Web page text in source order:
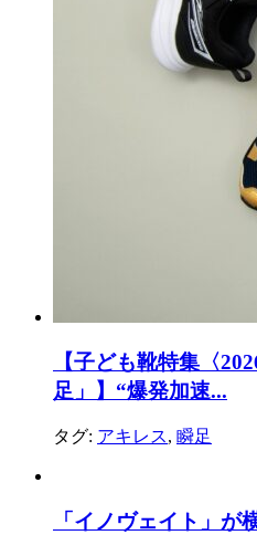
【子ども靴特集〈
足」】“爆発加速...
タグ: アキレス, 瞬足
「イノヴェイト」が